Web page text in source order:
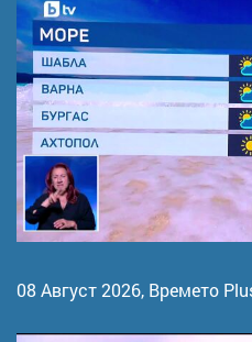
08 Август 2026, Времето